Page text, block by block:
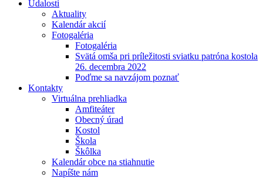
Udalosti
Aktuality
Kalendár akcií
Fotogaléria
Fotogaléria
Svätá omša pri príležitosti sviatku patróna kostola
26. decembra 2022
Poďme sa navzájom poznať
Kontakty
Virtuálna prehliadka
Amfiteáter
Obecný úrad
Kostol
Škola
Škôlka
Kalendár obce na stiahnutie
Napíšte nám